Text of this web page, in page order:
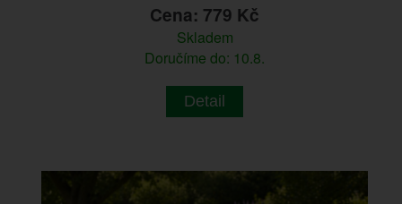
Cena: 779 Kč
Skladem
Doručíme do: 10.8.
Detail